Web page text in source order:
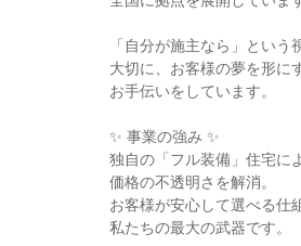
「自分が施主なら」という
大切に、お客様の夢を形に
お手伝いをしています。
✨ 事業の強み ✨
独自の「フル装備」住宅に
価格の不透明さを解消。
お客様が安心して選べる仕
私たちの最大の武器です。